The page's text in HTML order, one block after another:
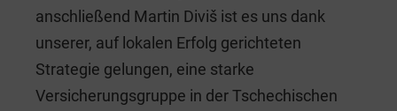
anschließend Martin Diviš ist es uns dank
unserer, auf lokalen Erfolg gerichteten
Strategie gelungen, eine starke
Versicherungsgruppe in der Tschechischen